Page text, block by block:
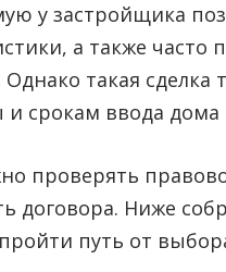
у застройщика
а также часто
Однако такая сделка
срокам ввода дома
проверять
договора. Ниже
путь от